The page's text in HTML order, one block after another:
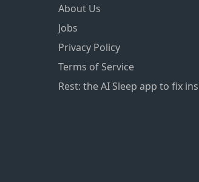
About Us
Jobs
Privacy Policy
Terms of Service
Rest: the AI Sleep app to fix